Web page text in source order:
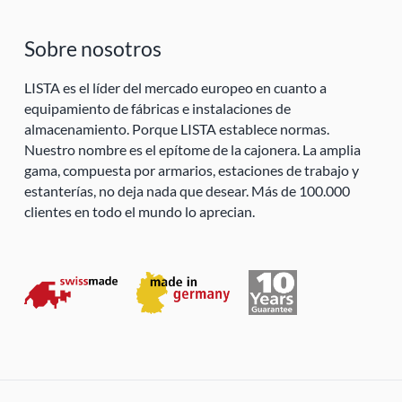
Sobre nosotros
LISTA es el líder del mercado europeo en cuanto a
equipamiento de fábricas e instalaciones de
almacenamiento. Porque LISTA establece normas.
Nuestro nombre es el epítome de la cajonera. La amplia
gama, compuesta por armarios, estaciones de trabajo y
estanterías, no deja nada que desear. Más de 100.000
clientes en todo el mundo lo aprecian.